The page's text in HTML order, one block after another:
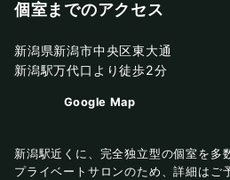
個室までのアクセス
新潟県新潟市中央区東大通
新潟駅万代口より徒歩2分
Google Map
新潟駅近くに、完全独立型の個室を多
プライベートサロンのため、詳細はご